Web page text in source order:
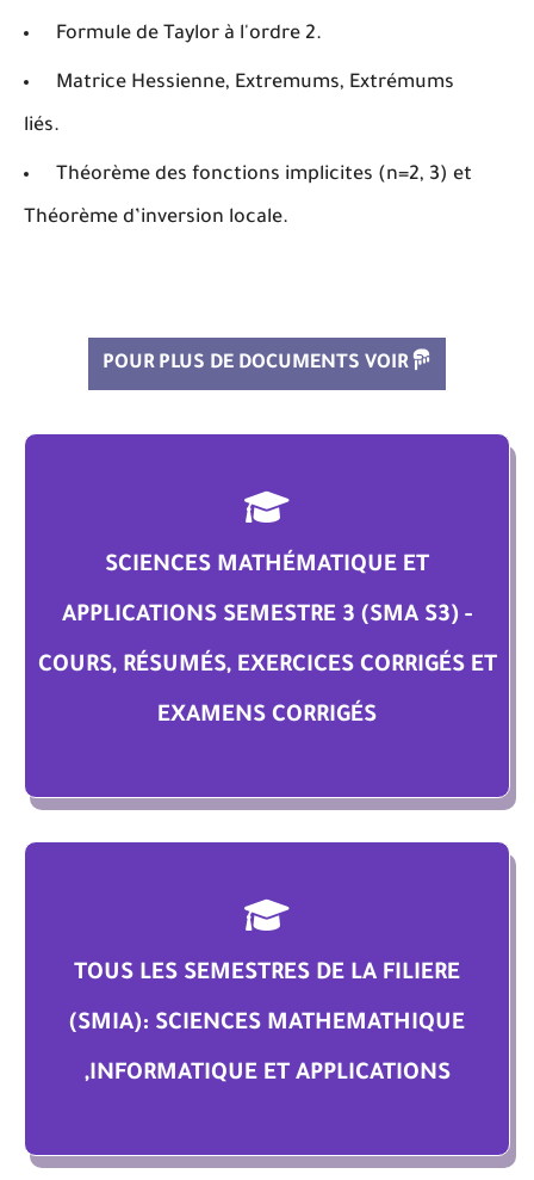
Formule de Taylor à l'ordre 2.
Matrice Hessienne, Extremums, Extrémums
liés.
Théorème des fonctions implicites (n=2, 3) et
Théorème d’inversion locale.
POUR PLUS DE DOCUMENTS VOIR
SCIENCES MATHÉMATIQUE ET
APPLICATIONS SEMESTRE 3 (SMA S3) -
COURS, RÉSUMÉS, EXERCICES CORRIGÉS ET
EXAMENS CORRIGÉS
TOUS LES SEMESTRES DE LA FILIERE
(SMIA): SCIENCES MATHEMATHIQUE
,INFORMATIQUE ET APPLICATIONS